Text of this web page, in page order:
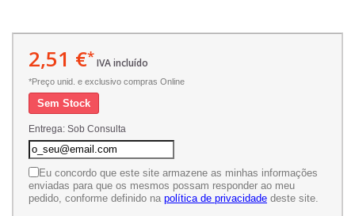
2,51 €*IVA incluído
*Preço unid. e exclusivo compras Online
Sem Stock
Entrega: Sob Consulta
Eu concordo que este site armazene as minhas informações
enviadas para que os mesmos possam responder ao meu
pedido, conforme definido na política de privacidade deste site.